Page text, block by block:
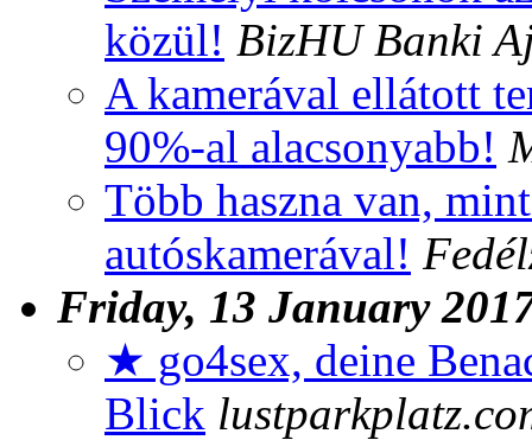
közül! BizHU Banki
A kamerával ellátott
90%-al alacsonyabb!
Több haszna van,
autóskamerával!
Friday, 13 January
★ go4sex, deine
Blick